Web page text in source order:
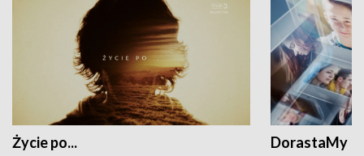
Życie po... DorastaMy